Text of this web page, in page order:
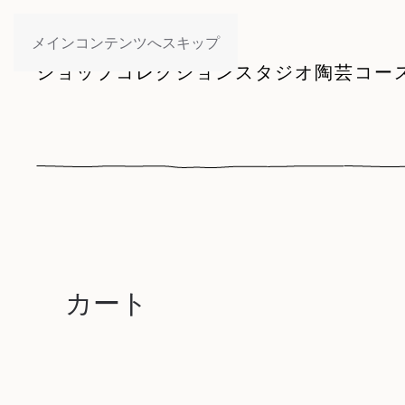
メインコンテンツへスキップ
ショップ コレクション スタジオ 陶芸コー
カート